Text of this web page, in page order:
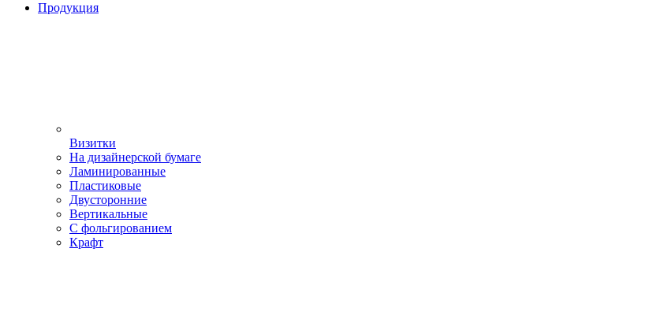
Продукция
Визитки
На дизайнерской бумаге
Ламинированные
Пластиковые
Двусторонние
Вертикальные
С фольгированием
Крафт